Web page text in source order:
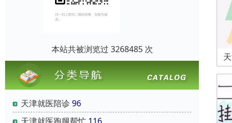
本站共被浏览过 3268485 次
天津就医陪诊96